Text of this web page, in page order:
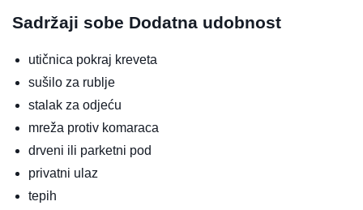
Sadržaji sobe Dodatna udobnost
utičnica pokraj kreveta
sušilo za rublje
stalak za odjeću
mreža protiv komaraca
drveni ili parketni pod
privatni ulaz
tepih